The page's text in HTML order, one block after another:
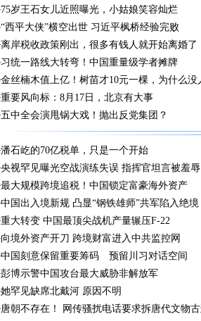
75岁王石女儿近照曝光，小姑娘笑容灿烂
“西平大侠”横空出世 习近平枫桥经验完败
离岸税收政策刚出，很多有钱人就开始离婚了
习统一路线大转弯！中国重量级学者摊牌
金丝楠木值上亿！树苗才10元一棵，为什么没
重要风向标：8月17日，北京有大事
五中全会演甩锅大戏！抛出反党集团？
潘石屹的70亿税单，只是一个开始
央视罕见曝光空战演练失误 指挥官坦言被羞辱
最大规模跨境追税！中国锁定富豪海外资产
中国出入境新规 凸显“钢铁雄师”共军陷入绝境
重大转变 中国最顶尖战机产量辗压F-22
向境外资产开刀 跨境财富进入中共监控网
中国刻意保留重要筹码 预留川习对话空间
彭博示警中国攻台最大威胁非解放军
她罕见缺席北戴河 原因不明
唐朝不存在！ 网传骚扰电话要求拆唐代文物